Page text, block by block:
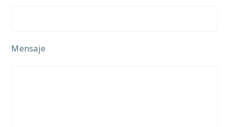
Mensaje